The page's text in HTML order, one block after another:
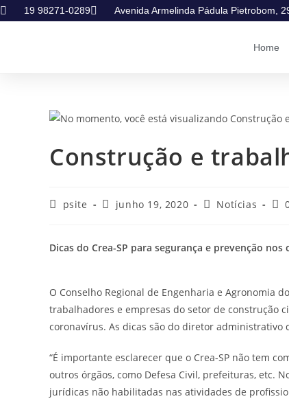
19 98271-0289 Avenida Armelinda Pádula Pietrobom,
Home
Construção e
psite junho 19, 2020 Notícias
Dicas do Crea-SP para segurança e prevenção
O Conselho Regional de Engenharia e Agronomia
trabalhadores e empresas do setor de construção
coronavírus. As dicas são do diretor administrativo
“É importante esclarecer que o Crea-SP não tem
outros órgãos, como Defesa Civil, prefeituras, etc.
jurídicas não habilitadas nas atividades de